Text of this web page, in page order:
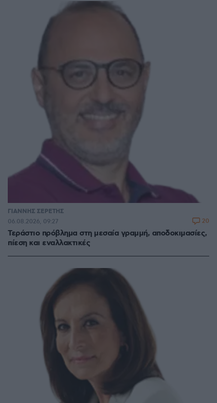
ΓΙΑΝΝΗΣ ΣΕΡΕΤΗΣ
Τεράστιο πρόβλημα στη μεσαία γραμμή, αποδοκιμασίες,
πίεση και εναλλακτικές
06.08.2026, 09:27 20